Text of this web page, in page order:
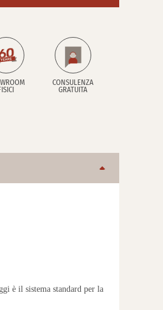
CONSULENZA
GRATUITA
è il sistema standard per la